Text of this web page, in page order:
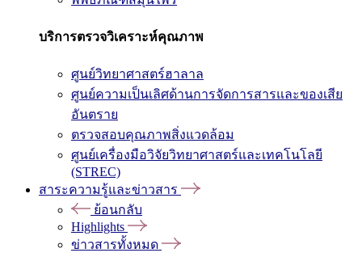
บริการตรวจวิเคราะห์คุณภาพ
ศูนย์วิทยาศาสตร์ฮาลาล
ศูนย์ความเป็นเลิศด้านการจัดการสารและของเสีย
อันตราย
ตรวจสอบคุณภาพสิ่งแวดล้อม
ศูนย์เครื่องมือวิจัยวิทยาศาสตร์และเทคโนโลยี
(STREC)
สาระความรู้และข่าวสาร
ย้อนกลับ
Highlights
ข่าวสารทั้งหมด